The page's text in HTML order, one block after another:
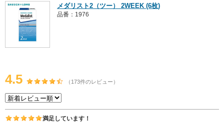
メダリスト2（ツー） 2WEEK (6枚)
品番：1976
4.5 （173件のレビュー）
満足しています！